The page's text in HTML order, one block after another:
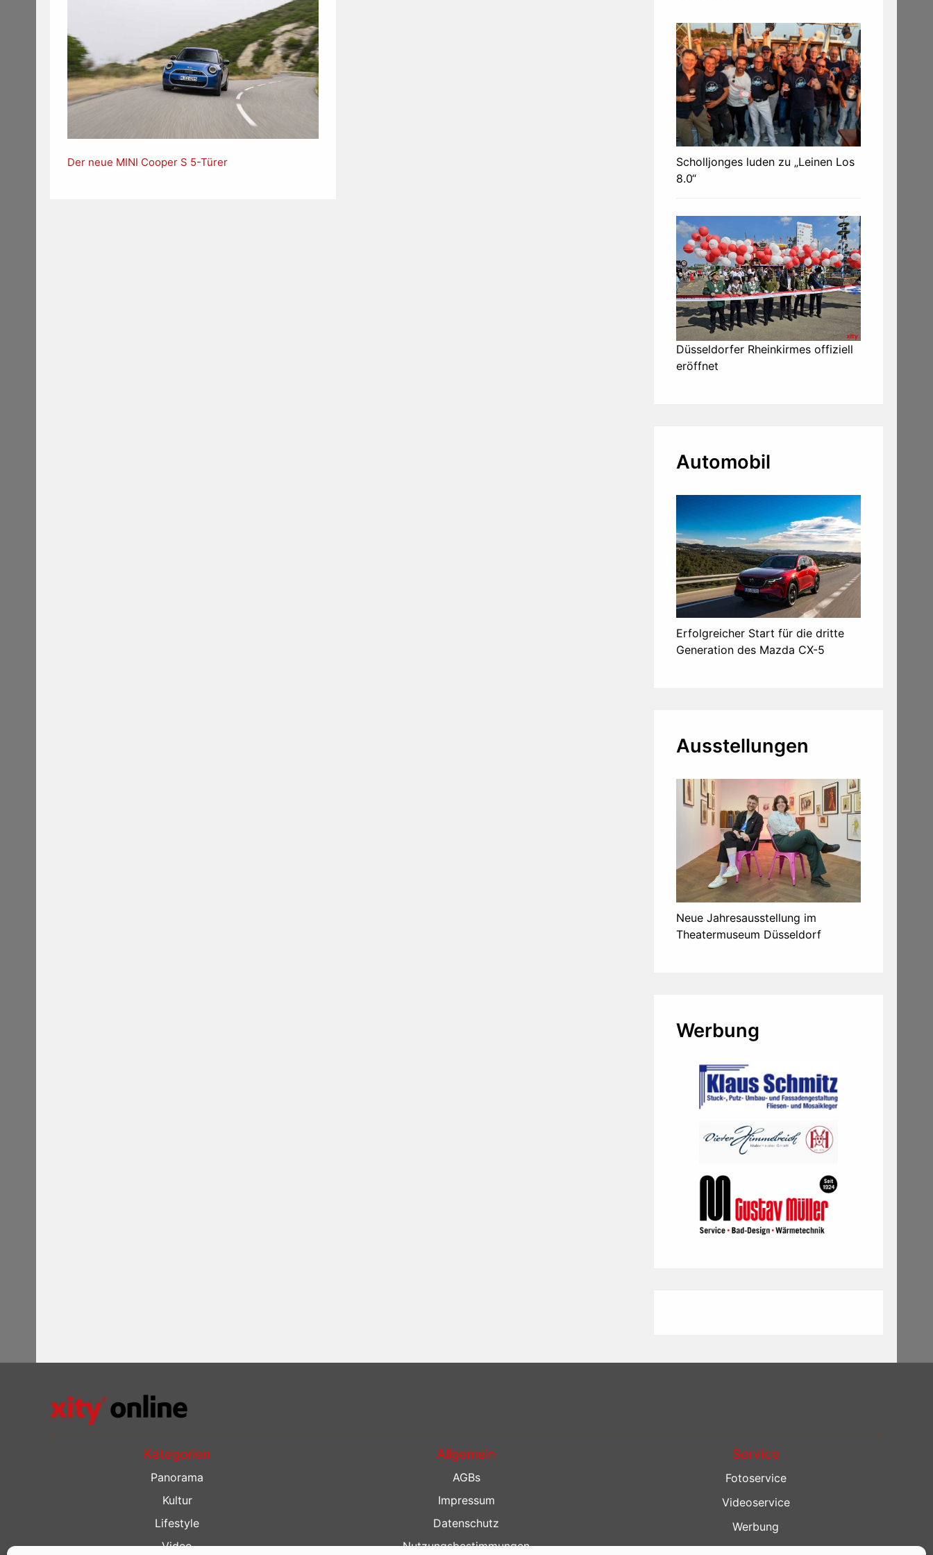
Der neue MINI Cooper S 5-Türer
Scholljonges luden zu „Leinen Los
8.0“
Düsseldorfer Rheinkirmes offiziell
eröffnet
Automobil
Erfolgreicher Start für die dritte
Generation des Mazda CX-5
Ausstellungen
Neue Jahresausstellung im
Theatermuseum Düsseldorf
Werbung
Kategorien
Panorama
Kultur
Lifestyle
Video
Allgemein
AGBs
Impressum
Datenschutz
Nutzungsbestimmungen
Service
Fotoservice
Videoservice
Werbung